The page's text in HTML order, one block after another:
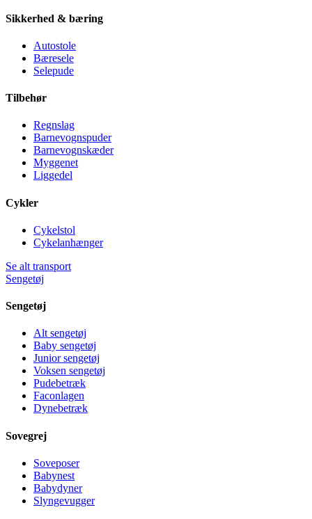
Sikkerhed & bæring
Autostole
Bæresele
Selepude
Tilbehør
Regnslag
Barnevognspuder
Barnevognskæder
Myggenet
Liggedel
Cykler
Cykelstol
Cykelanhænger
Se alt transport
Sengetøj
Sengetøj
Alt sengetøj
Baby sengetøj
Junior sengetøj
Voksen sengetøj
Pudebetræk
Faconlagen
Dynebetræk
Sovegrej
Soveposer
Babynest
Babydyner
Slyngevugger